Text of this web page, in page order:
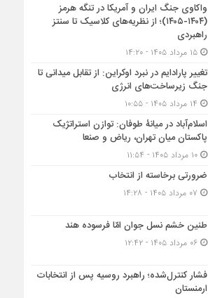
واکاوی جنگ ایران و آمریکا در تنگه هرمز
(۱۴۰۴-۱۴۰۵)؛ از نظریه‌های کلاسیک تا سنتز
راهبردی
۱۵ مرداد ۱۴۰۵ - ۱۴:۲۰
تغییر پارادایم در نبرد اوکراین: از تقابل میدانی تا
جنگ زیرساخت‌های انرژی
اسلام‌آباد در میانۀ طوفان: توازن استراتژیک
پاکستان میان تهران، ریاض و صنعا
۱۰ مرداد ۱۴۰۵ - ۱۱:۵۴
ضرورتی برخاسته از انتخاب
طنین خشم نسل جوان امّا فرسوده هند
۰۶ مرداد ۱۴۰۵ - ۱۲:۴۲
فشار کنترل‌شده؛ راهبرد روسیه پس از انتخابات
ارمنستان